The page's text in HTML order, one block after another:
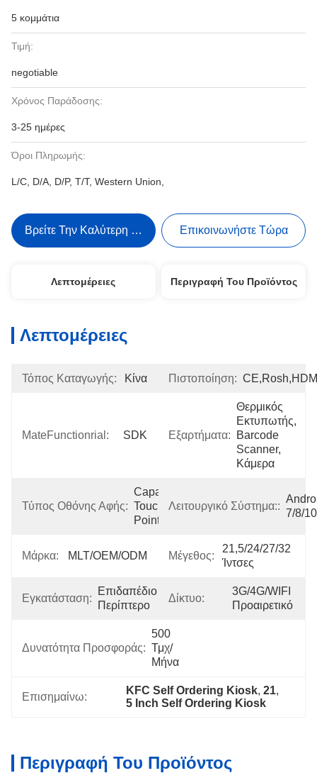
5 κομμάτια
Τιμή:
negotiable
Χρόνος Παράδοσης:
3-25 ημέρες
Όροι Πληρωμής:
L/C, D/A, D/P, T/T, Western Union,
Βρείτε Την Καλύτερη Τιμή Επικοινωνήστε Τώρα
Λεπτομέρειες Περιγραφή Του Προϊόντος
Λεπτομέρειες
Τόπος Καταγωγής: Κίνα Πιστοποίηση:
MateFunctionrial: SDK Εξαρτήματα:
Θερμικός
Εκτυπωτής,
Barcode
Scanner,
Κάμερα
Τύπος Οθόνης Αφής:
Capacitive
Touch 10
Point
Λειτουργικό Σύστημα::
7/8/10
Μάρκα: MLT/OEM/ODM Μέγεθος:
21,5/24/27/32
Ίντσες
Εγκατάσταση:
Επιδαπέδιο
Περίπτερο
Δίκτυο:
3G/4G/WIFI
Προαιρετικό
Δυνατότητα Προσφοράς:
500
Τμχ/
Μήνα
Επισημαίνω:
KFC Self Ordering Kiosk, 21,
5 Inch Self Ordering Kiosk
Περιγραφή Του Προϊόντος